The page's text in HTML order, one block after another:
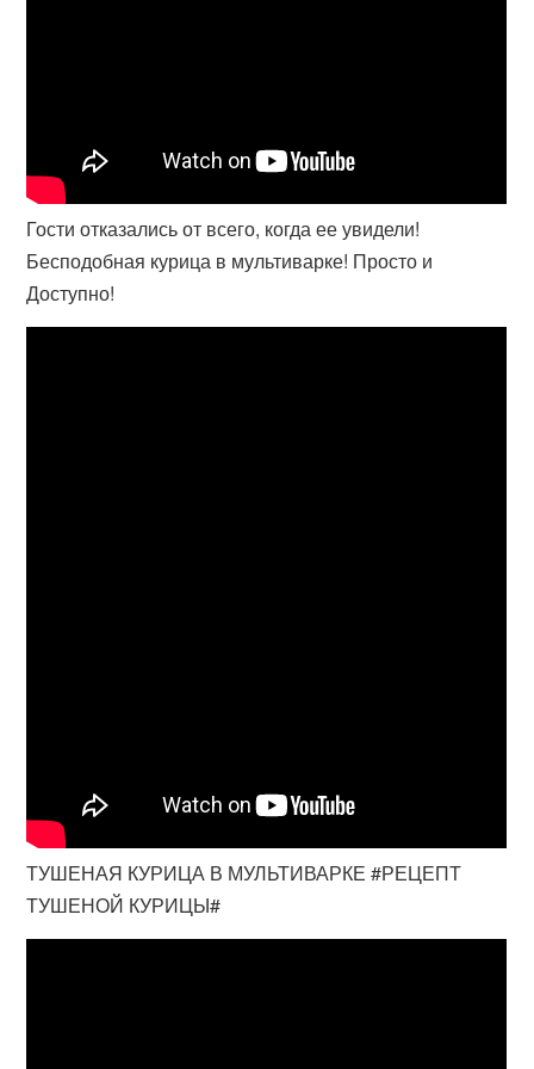
Гости отказались от всего, когда ее увидели!
Бесподобная курица в мультиварке! Просто и
Доступно!
ТУШЕНАЯ КУРИЦА В МУЛЬТИВАРКЕ #РЕЦЕПТ
ТУШЕНОЙ КУРИЦЫ#